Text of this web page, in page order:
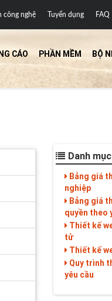
công nghệ Tuyển dụng FAQ
CÁO PHẦN MỀM BỘ
Danh mục
Bảng giá
nghiệp
Bảng giá
quyền theo
Thiết kế
tử
Thiết kế
Quy trình
yêu cầu